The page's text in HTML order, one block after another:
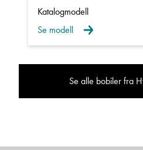
Katalogmodell
Se modell
Se alle bobiler fra